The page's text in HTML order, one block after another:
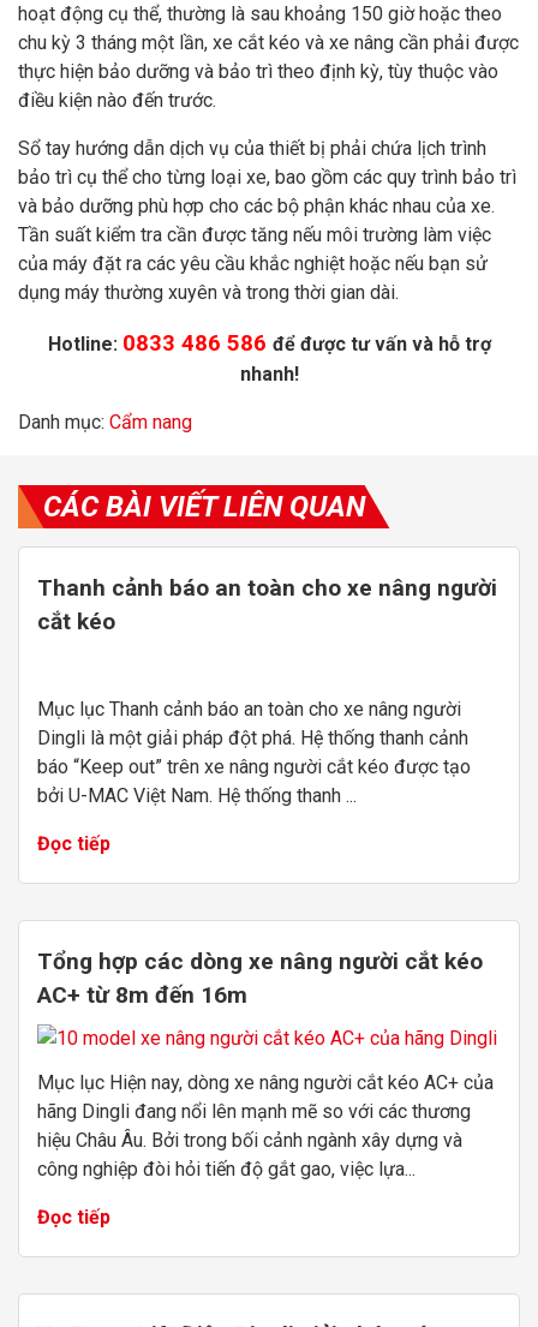
hoạt động cụ thể, thường là sau khoảng 150 giờ hoặc theo
chu kỳ 3 tháng một lần, xe cắt kéo và xe nâng cần phải được
thực hiện bảo dưỡng và bảo trì theo định kỳ, tùy thuộc vào
điều kiện nào đến trước.
Sổ tay hướng dẫn dịch vụ của thiết bị phải chứa lịch trình
bảo trì cụ thể cho từng loại xe, bao gồm các quy trình bảo trì
và bảo dưỡng phù hợp cho các bộ phận khác nhau của xe.
Tần suất kiểm tra cần được tăng nếu môi trường làm việc
của máy đặt ra các yêu cầu khắc nghiệt hoặc nếu bạn sử
dụng máy thường xuyên và trong thời gian dài.
Hotline: 0833 486 586 để được tư vấn và hỗ trợ
nhanh!
Danh mục: Cẩm nang
CÁC BÀI VIẾT LIÊN QUAN
Thanh cảnh báo an toàn cho xe nâng người
cắt kéo
Mục lục Thanh cảnh báo an toàn cho xe nâng người
Dingli là một giải pháp đột phá. Hệ thống thanh cảnh
báo “Keep out” trên xe nâng người cắt kéo được tạo
bởi U-MAC Việt Nam. Hệ thống thanh ...
Đọc tiếp
Tổng hợp các dòng xe nâng người cắt kéo
AC+ từ 8m đến 16m
Mục lục Hiện nay, dòng xe nâng người cắt kéo AC+ của
hãng Dingli đang nổi lên mạnh mẽ so với các thương
hiệu Châu Âu. Bởi trong bối cảnh ngành xây dựng và
công nghiệp đòi hỏi tiến độ gắt gao, việc lựa...
Đọc tiếp